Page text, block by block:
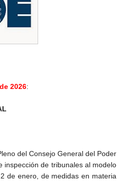
2026:
del Consejo General del Poder
inspección de tribunales al modelo
de enero, de medidas en materia